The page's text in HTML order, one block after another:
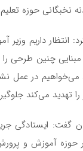
نخبگانی حوزه
انتظار داریم
چنین طرحی را
می‌خواهیم در عمل
تهدید می‌کند
گفت:
حوزه آموزش و